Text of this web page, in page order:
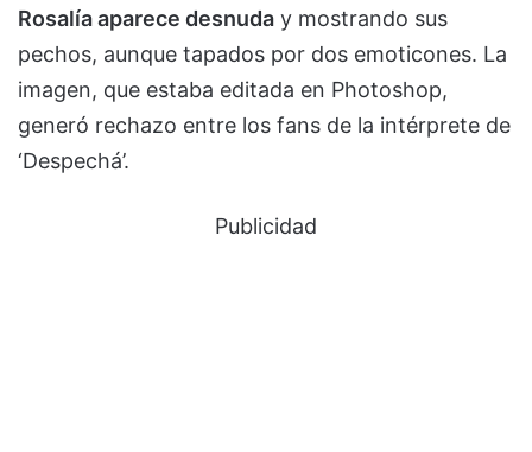
Rosalía aparece desnuda y mostrando sus
pechos, aunque tapados por dos emoticones. La
imagen, que estaba editada en Photoshop,
generó rechazo entre los fans de la intérprete de
‘Despechá’.
Publicidad